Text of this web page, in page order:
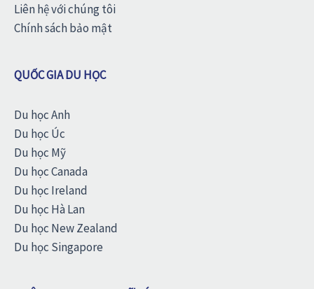
Liên hệ với chúng tôi
Chính sách bảo mật
QUỐC GIA DU HỌC
Du học Anh
Du học Úc
Du học Mỹ
Du học Canada
Du học Ireland
Du học Hà Lan
Du học New Zealand
Du học Singapore